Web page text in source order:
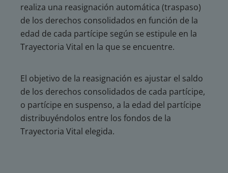
realiza una reasignación automática (traspaso)
de los derechos consolidados en función de la
edad de cada partícipe según se estipule en la
Trayectoria Vital en la que se encuentre.
El objetivo de la reasignación es ajustar el saldo
de los derechos consolidados de cada partícipe,
o partícipe en suspenso, a la edad del partícipe
distribuyéndolos entre los fondos de la
Trayectoria Vital elegida.